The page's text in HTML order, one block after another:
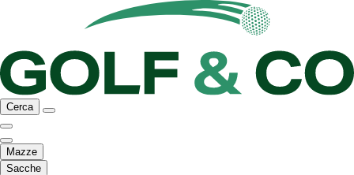
Cerca
Mazze
Sacche